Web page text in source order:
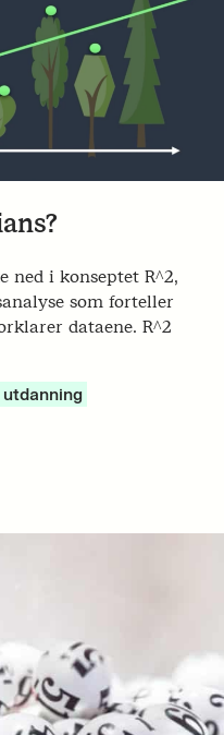
ned i konseptet R^2,
som forteller
dataene. R^2